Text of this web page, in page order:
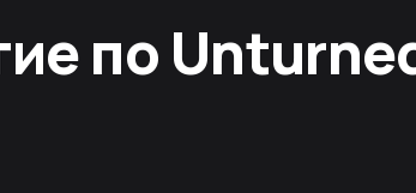
по